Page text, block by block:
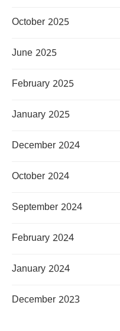
October 2025
June 2025
February 2025
January 2025
December 2024
October 2024
September 2024
February 2024
January 2024
December 2023